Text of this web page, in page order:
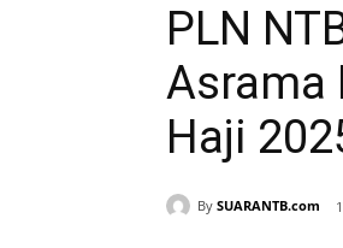
PLN
Asrama
Haji
By SUARANTB.com